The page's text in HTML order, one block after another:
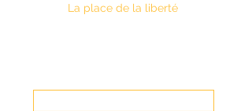
La place de la liberté